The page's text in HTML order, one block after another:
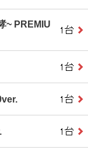
~ PREMIU